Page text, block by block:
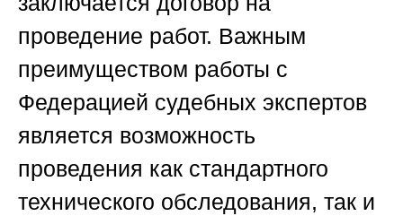
проведение работ. Важным
преимуществом работы с
Федерацией судебных экспертов
является возможность
проведения как стандартного
технического обследования, так и